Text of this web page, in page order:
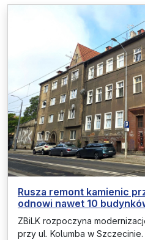
Rusza remont kamienic
odnowi nawet 10
ZBiLK rozpoczyna
przy ul. Kolumba w